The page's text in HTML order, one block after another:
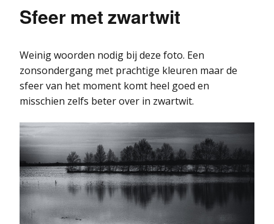
Sfeer met zwartwit
Weinig woorden nodig bij deze foto. Een
zonsondergang met prachtige kleuren maar de
sfeer van het moment komt heel goed en
misschien zelfs beter over in zwartwit.